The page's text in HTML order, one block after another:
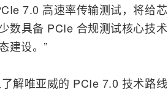
7.0 高速率传输测试，将给芯
数具备 PCIe 合规测试核心技术
建设。”
解唯亚威的 PCIe 7.0 技术路线